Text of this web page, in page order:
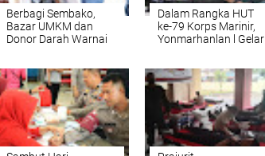
Berbagi Sembako,
Bazar UMKM dan
Donor Darah Warnai
Dalam Rangka HUT
ke-79 Korps Marinir,
Yonmarhanlan l Gelar